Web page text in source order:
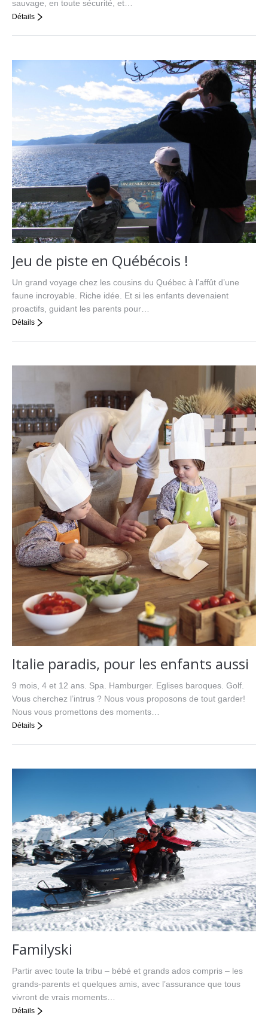
sauvage, en toute sécurité, et…
Détails
Jeu de piste en Québécois !
Un grand voyage chez les cousins du Québec à l’affût d’une
faune incroyable. Riche idée. Et si les enfants devenaient
proactifs, guidant les parents pour…
Détails
Italie paradis, pour les enfants aussi
9 mois, 4 et 12 ans. Spa. Hamburger. Eglises baroques. Golf.
Vous cherchez l’intrus ? Nous vous proposons de tout garder!
Nous vous promettons des moments…
Détails
Familyski
Partir avec toute la tribu – bébé et grands ados compris – les
grands-parents et quelques amis, avec l’assurance que tous
vivront de vrais moments…
Détails